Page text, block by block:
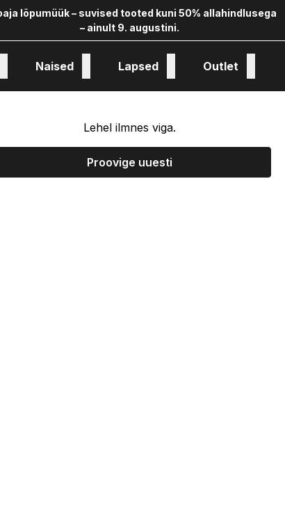
lõpumüük – suvised tooted kuni 50% allahindlusega
– ainult 9. augustini.
Naised Lapsed Outlet
Lehel ilmnes viga.
Proovige uuesti